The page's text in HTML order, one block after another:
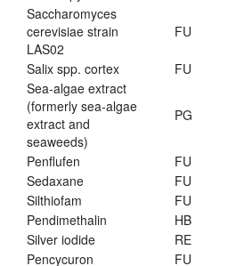
Saccharomyces
cerevisiae strain
LAS02
FU
Salix spp. cortex FU
Sea-algae extract
(formerly sea-algae
extract and
seaweeds)
PG
Penflufen FU
Sedaxane
FU
Silthiofam
FU
Pendimethalin
HB
Silver iodide
RE
Pencycuron
FU